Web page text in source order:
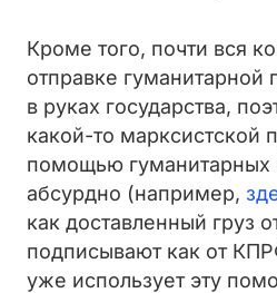
Кроме того, почти вся
отправке
в руках государства,
какой-то марксистской
помощью гуманитарных
абсурдно (например,
как доставленный груз
подписывают как от
уже использует эту